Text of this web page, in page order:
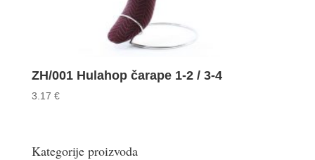
ZH/001 Hulahop čarape 1-2 / 3-4
3.17 €
Kategorije proizvoda